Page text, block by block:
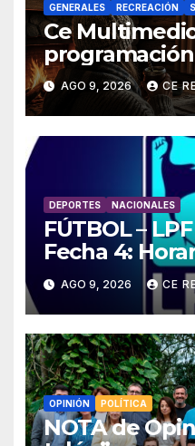
GENERALES RECREACIÓN
Ce
programación
Radio Ce
AGO 9, 2026 CE
DEPORTES NACIONALES
FÚTBOL –
Fecha 4:
TV,AGO 9, 2026 CE
OPINIÓN POLÍTICA
NOTA de